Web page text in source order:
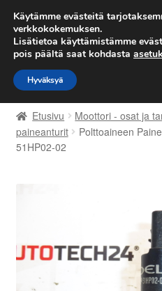
TOIMITUS
Siirry
navigointiin
Siirry
sisältöön
Etusivu
Kärry
Maailmanlaajuinen toimitus
Maksut
Etusivu Moottori - osat ja
paineanturit
Polttoaineen
51HP02-02
Käytämme evästeitä
verkkokokemuksen.
Lisätietoa käyttämistämme
pois päältä saat kohdasta
Hyväksyä